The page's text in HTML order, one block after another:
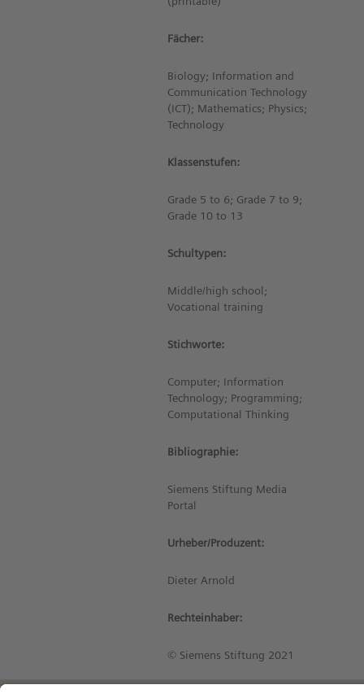
Fächer:
Biology; Information and
Communication Technology
(ICT); Mathematics; Physics;
Technology
Klassenstufen:
Grade 5 to 6; Grade 7 to 9;
Grade 10 to 13
Schultypen:
Middle/high school;
Vocational training
Stichworte:
Computer; Information
Technology; Programming;
Computational Thinking
Bibliographie:
Siemens Stiftung Media
Portal
Urheber/Produzent:
Dieter Arnold
Rechteinhaber:
© Siemens Stiftung 2021